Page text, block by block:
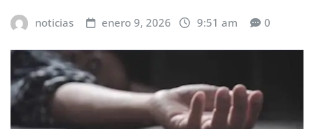
noticias enero 9, 2026 9:51 am 0